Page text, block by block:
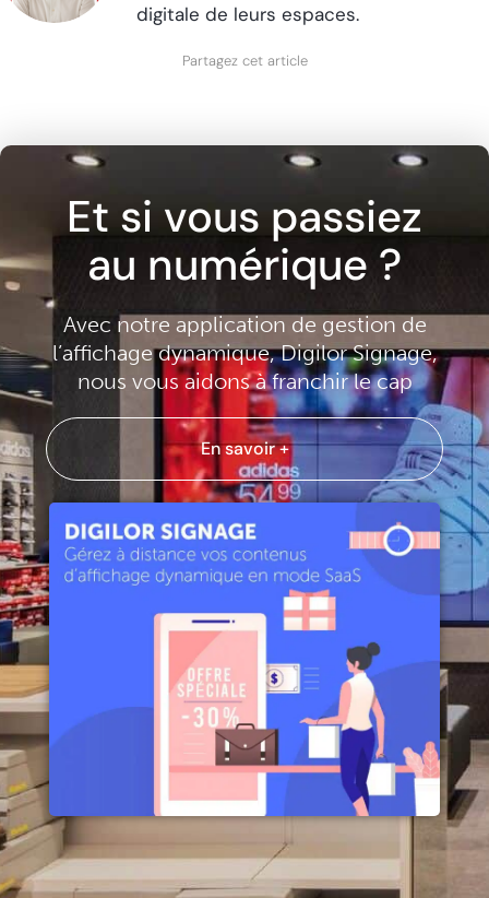
digitale de leurs espaces.
Partagez cet article
Et si vous passiez
au numérique ?
Avec notre application de gestion de
l’affichage dynamique, Digilor Signage,
nous vous aidons à franchir le cap
En savoir +